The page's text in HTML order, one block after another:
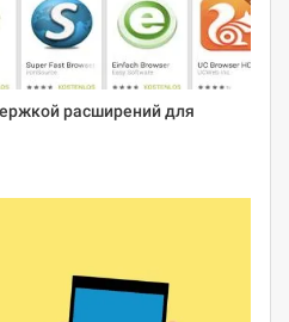
расширений для